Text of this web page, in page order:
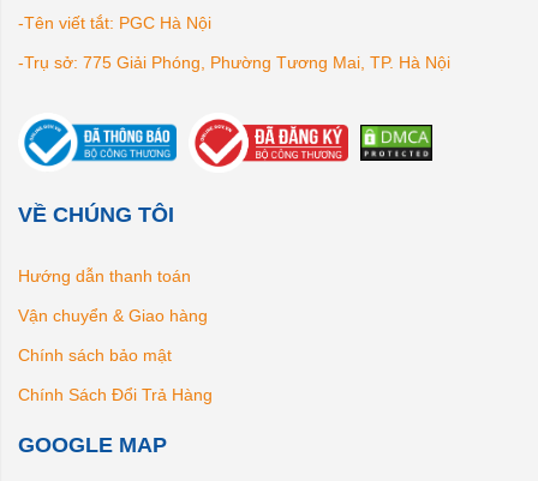
-Tên viết tắt: PGC Hà Nội
-Trụ sở: 775 Giải Phóng, Phường Tương Mai, TP. Hà Nội
VỀ CHÚNG TÔI
Hướng dẫn thanh toán
Vận chuyển & Giao hàng
Chính sách bảo mật
Chính Sách Đổi Trả Hàng
GOOGLE MAP